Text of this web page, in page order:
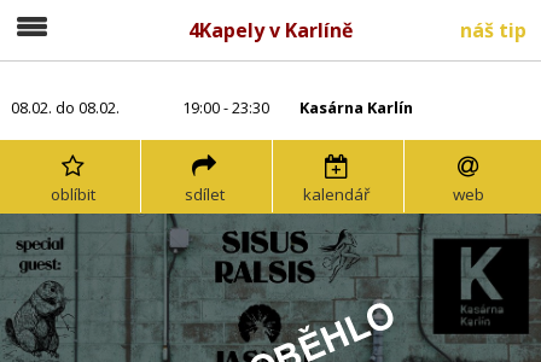
4Kapely v Karlíně náš tip
08.02. do 08.02. 19:00 - 23:30 Kasárna Karlín
oblíbit sdílet kalendář web